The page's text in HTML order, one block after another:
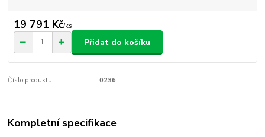
19 791 Kč/ks
Přidat do košíku
Číslo produktu: 0236
Kompletní specifikace